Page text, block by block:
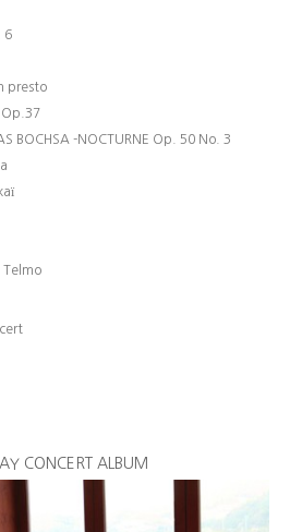
6
presto
Op.37
BOCHSA -NOCTURNE Op. 50 No. 3
Telmo
CONCERT ALBUM